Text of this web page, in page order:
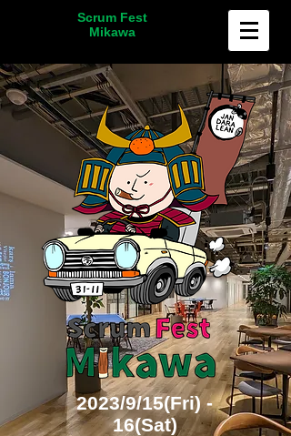
Scrum Fest
Mikawa
2023/9/15(Fri) -
16(Sat)